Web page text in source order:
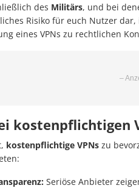
des Militärs, und bei
Risiko für euch Nutzer
eines VPNs zu rechtlichen
kostenpflichtigen
kostenpflichtige VPNs zu
Seriöse Anbieter